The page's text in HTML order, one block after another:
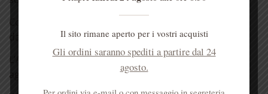
Cosa mettere in valigia? Rimedi e cosmetici da viaggio
da portare sempre con te!
L’Antica Farmacia Sant’Anna sarà chiusa dal 3 al 22
agosto!
Il sito rimane aperto per i vostri acquisti
Gli ordini saranno spediti a partire dal 24
agosto.